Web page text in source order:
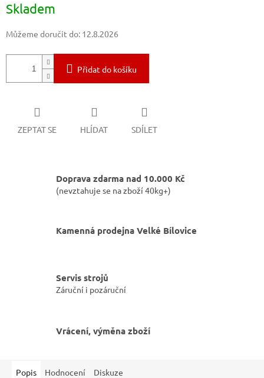
cena:
Skladem
Můžeme doručit do: 12.8.2026
Přidat do košíku
ZEPTAT SE HLÍDAT SDÍLET
Doprava zdarma nad 10.000 Kč
(nevztahuje se na zboží 40kg+)
Kamenná prodejna Velké Bílovice
Servis strojů
Záruční i pozáruční
Vrácení, výměna zboží
Popis Hodnocení Diskuze